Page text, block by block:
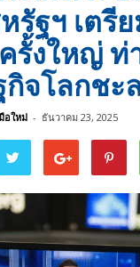
รัฐฯ เตรี
รั้งใหญ่ ท่
กิจโลกชะ
ใหม่ - ธันวาคม 23, 2025